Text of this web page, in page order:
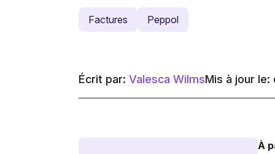
Factures Peppol
Écrit par: Valesca WilmsMis à jour
À